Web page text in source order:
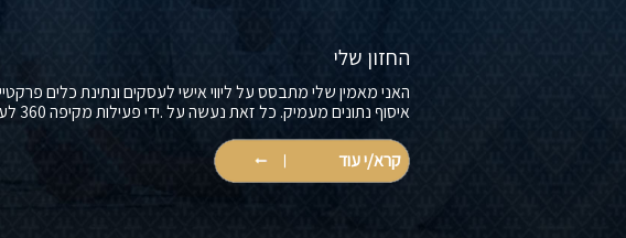
החזון שלי
האני מאמין שלי מתבסס על ליווי אישי לעסקים ונתינת כלים
איסוף נתונים מעמיק. כל זאת נעשה על .ידי פעילות מקיפה 360 לעסק
קרא/י עוד